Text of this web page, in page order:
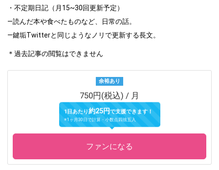
・不定期日記（月15~30回更新予定）
―読んだ本や食べたものなど、日常の話。
―鍵垢Twitterと同じようなノリで更新する長文。
＊過去記事の閲覧はできません
余裕あり
750円(税込) / 月
1日あたり約25円で支援できます！
※1ヶ月30日で計算・小数点四捨五入
ファンになる